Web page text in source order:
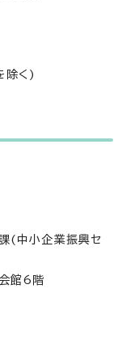
除く)
(中小企業振興セ
館6階